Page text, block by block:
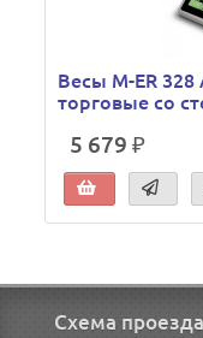
Весы M-ER 328
торговые со
5 679 ₽
Схема проезда